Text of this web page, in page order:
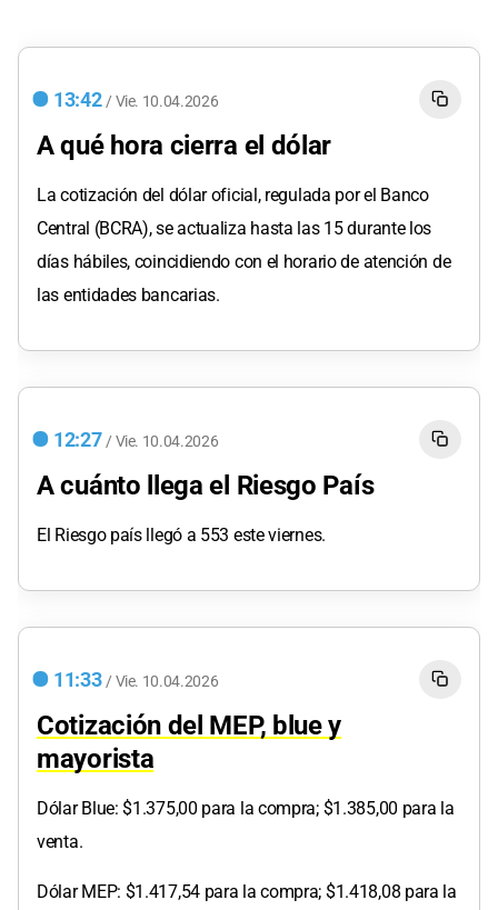
13:42 / Vie. 10.04.2026
A qué hora cierra el dólar
La cotización del dólar oficial, regulada por el Banco
Central (BCRA), se actualiza hasta las 15 durante los
días hábiles, coincidiendo con el horario de atención de
las entidades bancarias.
12:27 / Vie. 10.04.2026
A cuánto llega el Riesgo País
El Riesgo país llegó a 553 este viernes.
11:33 / Vie. 10.04.2026
Cotización del MEP, blue y
mayorista
Dólar Blue: $1.375,00 para la compra; $1.385,00 para la
venta.
Dólar MEP: $1.417,54 para la compra; $1.418,08 para la